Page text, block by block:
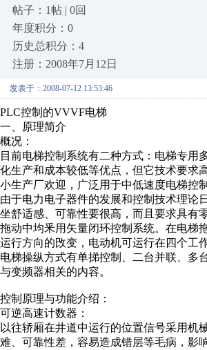
帖子：1帖 | 0回
年度积分：0
历史总积分：4
注册：2008年7月12日
发表于：2008-07-12 13:53:46
PLC控制的VVVF电梯
一、原理简介
概况：
目前电梯控制系统有二种方式：电梯专用
化生产和成本较低等优点，但它技术要求
小生产厂欢迎，广泛用于中低速度电梯控
由于电力电子器件的发展和控制技术理论
坐舒适感、可靠性要很高，而且要求具有
拖动中均釆用矢量闭环控制系统。在电梯
运行方向的攺变，电动机可运行在四个工
电梯操纵方式有单挮控制、二台并联、多
与变频器相关的内容。
控制原理与功能介绍：
可逆高速计数器：
以往轿厢在井道中运行的位置信号采用机
难、可靠性差，容易造成错层等毛病，影